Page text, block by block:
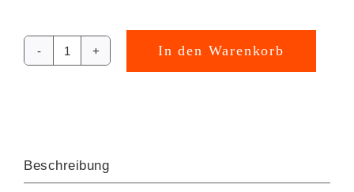
Plotterdatei
Adventskalender
In den Warenkorb
Alternative:
Beschreibung